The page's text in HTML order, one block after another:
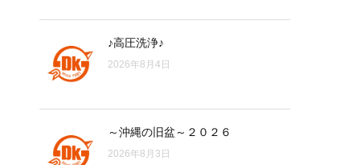
♪高圧洗浄♪
2026年8月4日
～沖縄の旧盆～２０２６
2026年8月3日